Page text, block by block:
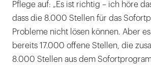
Pflege auf: „Es ist richtig – ich höre
dass die 8.000 Stellen für das
Probleme nicht lösen können. Aber
bereits 17.000 offene Stellen, die
8.000 Stellen aus dem